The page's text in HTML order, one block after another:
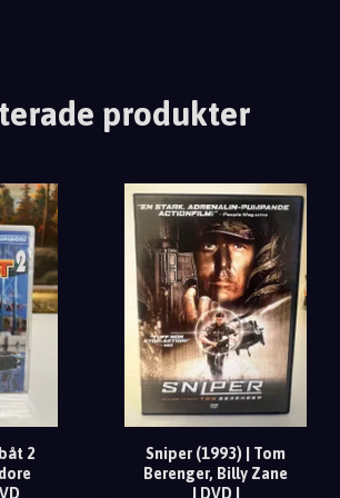
produkter
2
Sniper (1993) | Tom
Berenger, Billy Zane
| DVD |